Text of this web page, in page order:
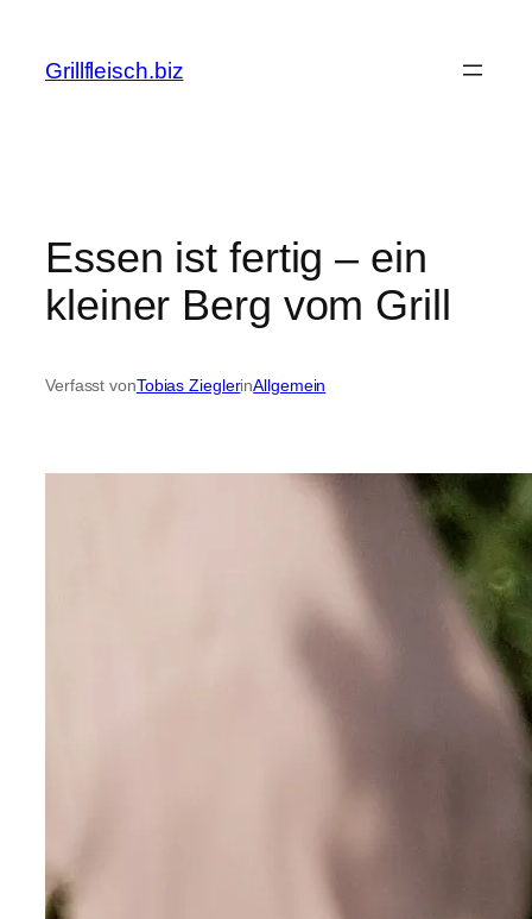
springen
Grillfleisch.biz
Essen ist fertig – ein
kleiner Berg vom Grill
Verfasst vonTobias ZieglerinAllgemein